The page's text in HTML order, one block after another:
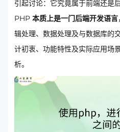
引起讨论：它究竟属于前端还
PHP 本质上是一门后端开发语言
辑处理、数据处理及与数据库的
计初衷、功能特性及实际应用场
析。